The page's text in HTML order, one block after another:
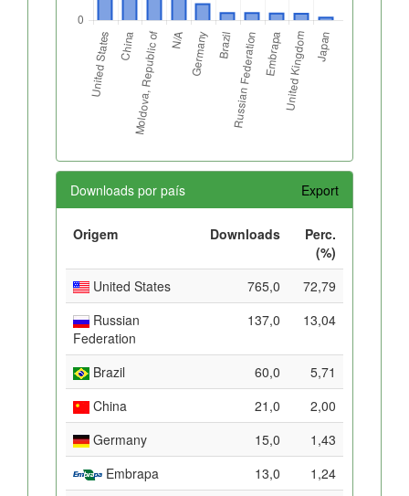
Downloads por país Export
Origem Downloads
Perc.
(%)
United States
765,0
72,79
Russian
Federation
137,0 13,04
Brazil 60,0
5,71
China
21,0
2,00
Germany
15,0
1,43
Embrapa
13,0
1,24